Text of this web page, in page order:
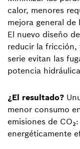
calor, menores
mejora general
El nuevo diseño
reducir la fricción,
serie evitan las
potencia
¿El resultado?
menor consumo
emisiones de
energéticamente